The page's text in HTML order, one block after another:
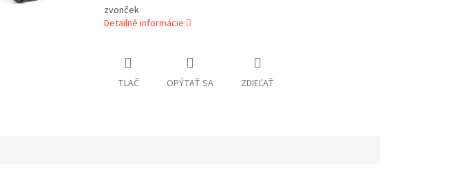
zvonček
Detailné informácie
TLAČ OPÝTAŤ SA ZDIEĽAŤ